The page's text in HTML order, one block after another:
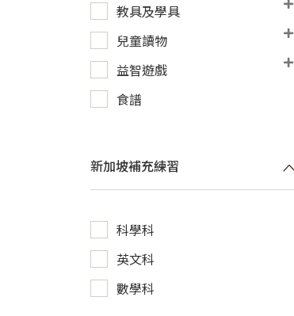
教具及學具
兒童讀物
益智遊戲
食譜
新加坡補充練習
科學科
英文科
數學科